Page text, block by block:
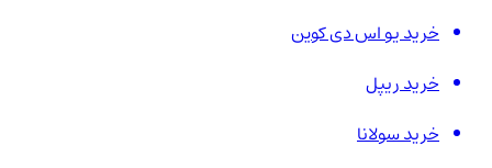
خرید یو اس دی کوین
خرید ریپل
خرید سولانا